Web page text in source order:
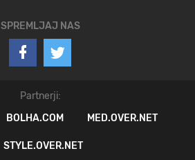
SPREMLJAJ NAS
Partnerji:
BOLHA.COM MED.OVER.NET
STYLE.OVER.NET